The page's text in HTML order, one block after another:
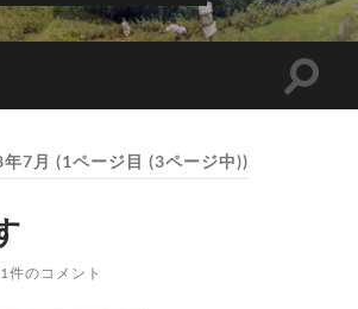
検
7月 (1ページ目 (3ページ中))
1件のコメント